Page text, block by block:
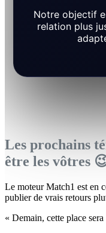
Notre objectif
relation plus
Les prochains
être les vôtres
Le moteur Match1 est en
publier de vrais retours
« Demain, cette place